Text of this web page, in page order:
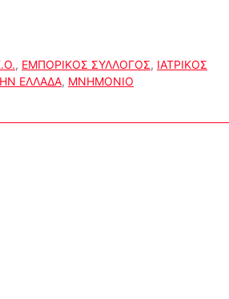
, ΕΜΠΟΡΙΚΟΣ ΣΥΛΛΟΓΟΣ, ΙΑΤΡΙΚΟΣ
ΕΛΛΑΔΑ, ΜΝΗΜΟΝΙΟ